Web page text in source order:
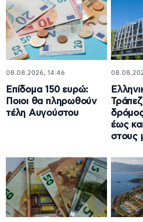
08.08.2026, 14:46
Επίδομα 150 ευρώ:
Ποιοι θα πληρωθούν
τέλη Αυγούστου
έως
στους